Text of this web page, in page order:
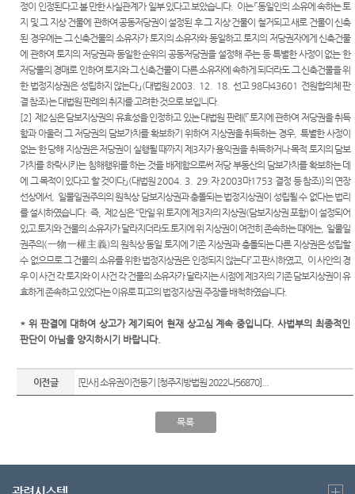
재판기
록열람
복사예
약
정이 인정된다고 볼 만한 사실관계가 일부 있다고 보았습니다. 이는「동일인의 소유에 속하는 토
지 및 그 지상 건물에 관하여 공동저당권이 설정된 후 그 지상 건물이 철거되고 새로 건물이 신축
된 경우에는 그 신축건물의 소유자가 토지의 소유자와 동일하고 토지의 저당권자에게 신축건물
에 관하여 토지의 저당권과 동일한 순위의 공동저당권을 설정해 주는 등 특별한 사정이 없는 한
저당물의 경매로 인하여 토지와 그 신축건물이 다른 소유자에 속하게 되더라도 그 신축건물을 위
한 법정지상권은 성립하지 않는다」(대법원 2003. 12. 18.선고98다43601 전원합의체 판
결 참조)는 대법원 판례의 취지를 고려한 것으로 보입니다.
[2] 제 2심은 담보지상권의 유효성을 인정하고 있는 대법원 판례{「토지에 관하여 저당권을 취득
함과 아울러 그 저당권의 담보가치를 확보하기 위하여 지상권을 취득하는 경우,특별한 사정이
없는 한 당해 지상권은 저당권이 실행될 때까지 제 3자가 용익권을 취득하거나 목적 토지의 담보
가치를 하락시키는 침해행위를 하는 것을 배제함으로써 저당 부동산의 담보가치를 확보하는 데
에 그 목적이 있다고 할 것이다」(대법원 2004. 3. 29. 자2003마1753 결정 등 참조)}의 연장
선상에서
일물일권주의의 원칙상 담보지상권과 충돌되는 법정지상권이 성립될 수 없다는 법리
를 설시하였습니다.즉, 제 2심은“만일 위 토지에 제 3자의 지상권(담보지상권 포함)이 설정되어
있고 토지와 건물의 소유자가 달라지더라도 토지에 위 지상권이 여전히 존속하는 때에는, 일물일
권주의(一物一權主義)의 원칙상 동일 토지에 기존 지상권과 충돌되는 다른 지상권은 성립할
수 없으므로 그 건물의 소유를 위한 법정지상권은 인정되지 않는다”고 판시하였고, 이 사안의 경
우 이 사건 각 토지와 이 사건 각 건물의 소유자가 달라지는 시점에 제 3자의 기존 담보지상권이 유
효하게 존속하고 있었다는 이유로 피고의 법정지상권 주장을 배척하였습니다.
* 위 판결에 대하여 상고가 제기되어 현재 상고심 계속 중입니다. 사법부의 최종적인
판단이 아님을 양지하시기 바랍니다.
이전글 [민사] 소유권이전등기 [청주지방법원 2022나56870]...
목록